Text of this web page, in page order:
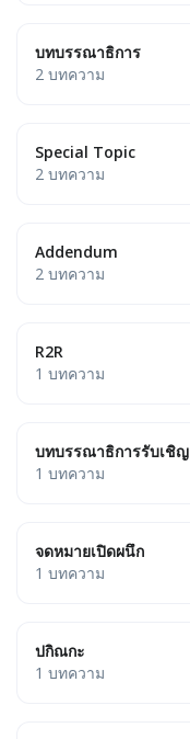
บทบรรณาธิการ
2 บทความ
Special Topic
2 บทความ
Addendum
2 บทความ
R2R
1 บทความ
บทบรรณาธิการรับเชิญ
1 บทความ
จดหมายเปิดผนึก
1 บทความ
ปกิณกะ
1 บทความ